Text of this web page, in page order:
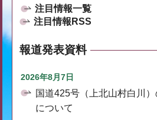
注目情報一覧
注目情報RSS
報道発表資料
2026年8月7日
国道425号（上北山村白川
について